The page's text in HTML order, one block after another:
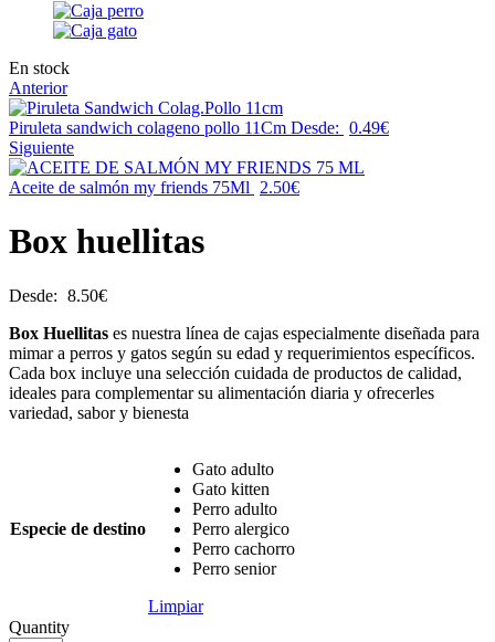
Availability:
En stock
Anterior
Piruleta sandwich colageno pollo 11Cm Desde: 0.49€
Siguiente
Aceite de salmón my friends 75Ml 2.50€
Box huellitas
Desde: 8.50€
Box Huellitas es nuestra línea de cajas especialmente diseñada para
mimar a perros y gatos según su edad y requerimientos específicos.
Cada box incluye una selección cuidada de productos de calidad,
ideales para complementar su alimentación diaria y ofrecerles
variedad, sabor y bienesta
Especie de destino
Gato adulto
Gato kitten
Perro adulto
Perro alergico
Perro cachorro
Perro senior
Limpiar
Quantity